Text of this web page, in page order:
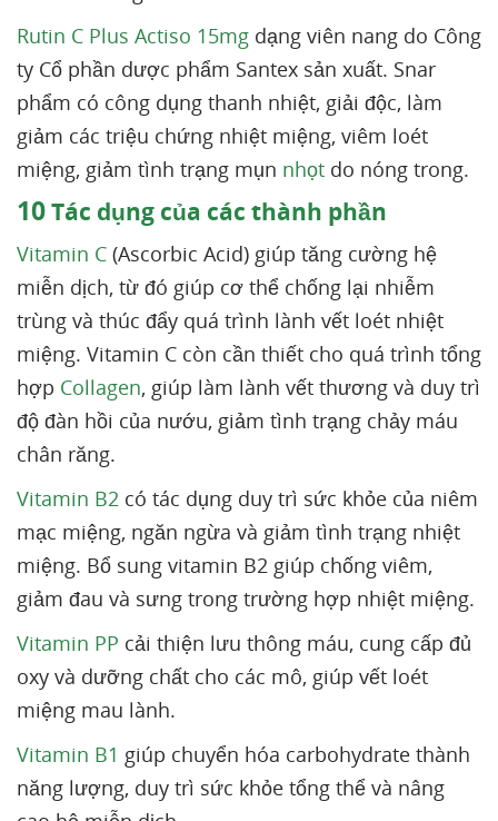
Rutin C Plus Actiso 15mg dạng viên nang do Công
ty Cổ phần dược phẩm Santex sản xuất. Snar
phẩm có công dụng thanh nhiệt, giải độc, làm
giảm các triệu chứng nhiệt miệng, viêm loét
miệng, giảm tình trạng mụn nhọt do nóng trong.
10Tác dụng của các thành phần
Vitamin C (Ascorbic Acid) giúp tăng cường hệ
miễn dịch, từ đó giúp cơ thể chống lại nhiễm
trùng và thúc đẩy quá trình lành vết loét nhiệt
miệng. Vitamin C còn cần thiết cho quá trình tổng
hợp Collagen, giúp làm lành vết thương và duy trì
độ đàn hồi của nướu, giảm tình trạng chảy máu
chân răng.
Vitamin B2 có tác dụng duy trì sức khỏe của niêm
mạc miệng, ngăn ngừa và giảm tình trạng nhiệt
miệng. Bổ sung vitamin B2 giúp chống viêm,
giảm đau và sưng trong trường hợp nhiệt miệng.
Vitamin PP cải thiện lưu thông máu, cung cấp đủ
oxy và dưỡng chất cho các mô, giúp vết loét
miệng mau lành.
Vitamin B1 giúp chuyển hóa carbohydrate thành
năng lượng, duy trì sức khỏe tổng thể và nâng